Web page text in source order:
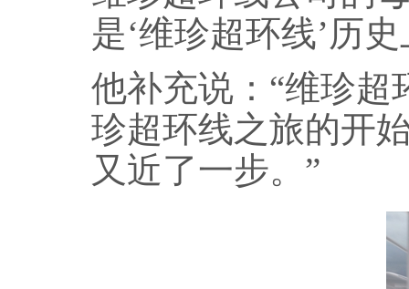
是‘维珍超环线’历
他补充说：“维珍
珍超环线之旅的开
又近了一步。”